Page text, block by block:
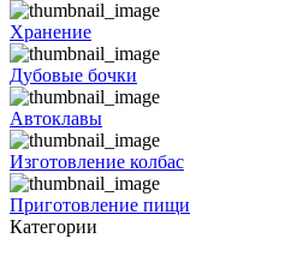
Хранение
Дубовые бочки
Автоклавы
Изготовление колбас
Приготовление пищи
Категории